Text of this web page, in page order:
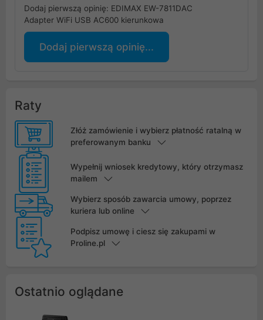
Dodaj pierwszą opinię: EDIMAX EW-7811DAC
Adapter WiFi USB AC600 kierunkowa
Dodaj pierwszą opinię...
Raty
Złóż zamówienie i wybierz płatność ratalną w
preferowanym banku
Wypełnij wniosek kredytowy, który otrzymasz
mailem
Wybierz sposób zawarcia umowy, poprzez
kuriera lub online
Podpisz umowę i ciesz się zakupami w
Proline.pl
Ostatnio oglądane